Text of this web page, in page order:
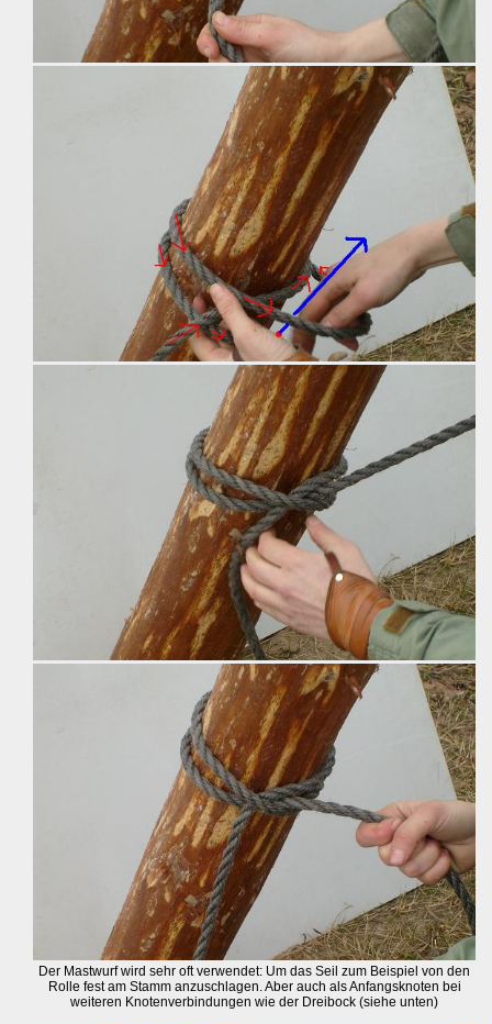
Der Mastwurf wird sehr oft verwendet: Um das Seil zum Beispiel von den
Rolle fest am Stamm anzuschlagen. Aber auch als Anfangsknoten bei
weiteren Knotenverbindungen wie der Dreibock (siehe unten)